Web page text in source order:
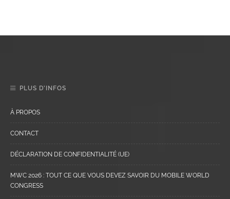
PLUS D’INFOS
À PROPOS
CONTACT
DÉCLARATION DE CONFIDENTIALITÉ (UE)
MWC 2026 : TOUT CE QUE VOUS DEVEZ SAVOIR DU MOBILE WORLD
CONGRESS